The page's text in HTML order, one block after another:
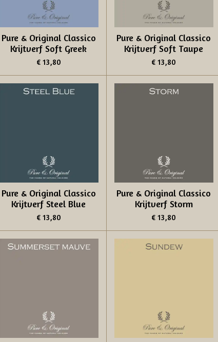
Pure & Original Classico
Krijtverf Soft Greek
€ 13,80
Pure & Original Classico
Krijtverf Soft Taupe
€ 13,80
Pure & Original Classico
Krijtverf Steel Blue
€ 13,80
Pure & Original Classico
Krijtverf Storm
€ 13,80